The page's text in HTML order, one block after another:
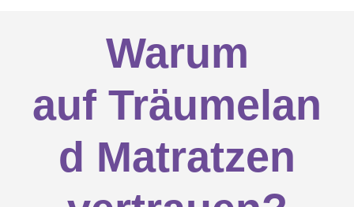
Nähere Infos zu den
Qualitätspunkten findest du
Meine neue Matratze riecht…
Mein Matratzenkern ist
plötzlich gelb - was soll ich 
Warum
auf Träumelan
d Matratzen